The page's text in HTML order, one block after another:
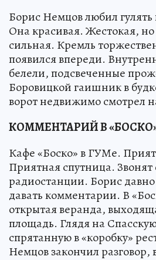
Борис Немцов любил
Она красивая. Жестокая,
сильная. Кремль
появился впереди.
белели, подсвеченные
Боровицкой гаишник в
ворот недвижимо смотрел
КОММЕНТАРИЙ В
Кафе «Боско» в ГУМе.
Приятная спутница. Звонят
радиостанции. Борис
давать комментарии. В
открытая веранда,
площадь. Глядя на
спрятанную в «коробку»
Немцов закончил разговор,